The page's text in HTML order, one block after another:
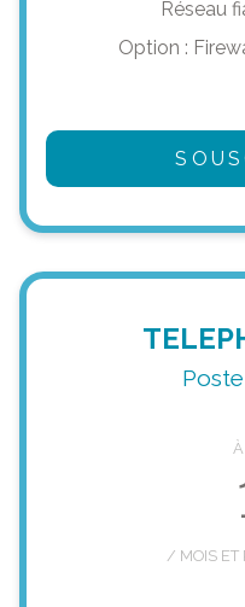
Réseau
Option :
/ MOIS ET